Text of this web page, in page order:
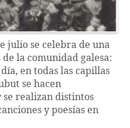
julio se celebra de una
la comunidad galesa:
en todas las capillas
se hacen
se realizan distintos
y poesías en